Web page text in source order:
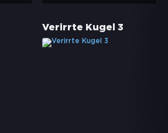
Verirrte Kugel 3